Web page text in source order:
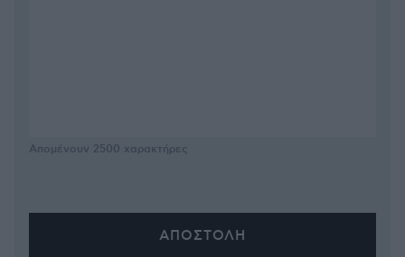
Απομένουν 2500 χαρακτήρες